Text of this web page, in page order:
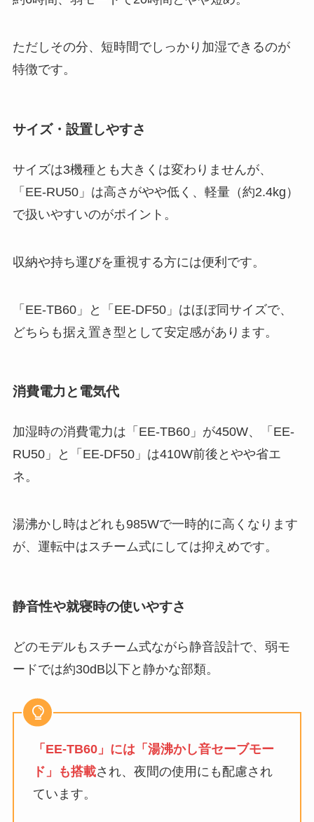
ただしその分、短時間でしっかり加湿できるのが
特徴です。
サイズ・設置しやすさ
サイズは3機種とも大きくは変わりませんが、
「EE-RU50」は高さがやや低く、軽量（約2.4kg）
で扱いやすいのがポイント。
収納や持ち運びを重視する方には便利です。
「EE-TB60」と「EE-DF50」はほぼ同サイズで、
どちらも据え置き型として安定感があります。
消費電力と電気代
加湿時の消費電力は「EE-TB60」が450W、「EE-
RU50」と「EE-DF50」は410W前後とやや省エ
ネ。
湯沸かし時はどれも985Wで一時的に高くなります
が、運転中はスチーム式にしては抑えめです。
静音性や就寝時の使いやすさ
どのモデルもスチーム式ながら静音設計で、弱モ
ードでは約30dB以下と静かな部類。
「EE-TB60」には「湯沸かし音セーブモー
ド」も搭載され、夜間の使用にも配慮され
ています。